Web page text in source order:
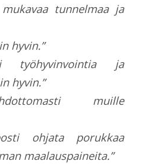
tunnelmaa ja
hyvin.”
työhyvinvointia ja
hyvin.”
muille
ohjata porukkaa
maalauspaineita.”